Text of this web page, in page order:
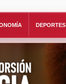
DEPORTES